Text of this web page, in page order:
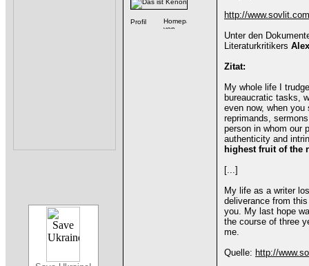
http://www.sovlit.com
Unter den
Literaturkritikers
Zitat:
My whole life I
bureaucratic tasks,
even now, when
reprimands,
person in whom our
authenticity and
highest fruit of the
[...]
My life as a writer
deliverance from
you. My last hope
the course of three
me.
Quelle: http://